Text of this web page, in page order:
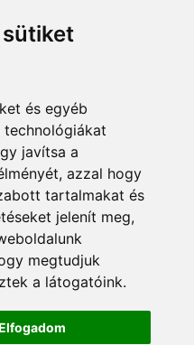
és egyéb
javítsa a
azzal hogy
tartalmakat és
jelenít meg,
megtudjuk
a látogatóink.
maci
tól
módok